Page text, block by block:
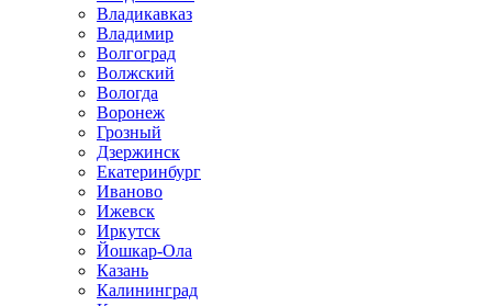
Владикавказ
Владимир
Волгоград
Волжский
Вологда
Воронеж
Грозный
Дзержинск
Екатеринбург
Иваново
Ижевск
Иркутск
Йошкар-Ола
Казань
Калининград